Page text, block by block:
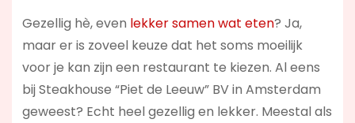
Gezellig hè, even lekker samen wat eten? Ja,
maar er is zoveel keuze dat het soms moeilijk
voor je kan zijn een restaurant te kiezen. Al eens
bij Steakhouse “Piet de Leeuw” BV in Amsterdam
geweest? Echt heel gezellig en lekker. Meestal als